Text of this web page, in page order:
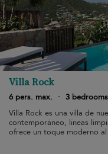
Villa Rock
6 pers. max. · 3 bedrooms
Villa Rock es una villa de
contemporáneo, líneas
ofrece un toque moderno